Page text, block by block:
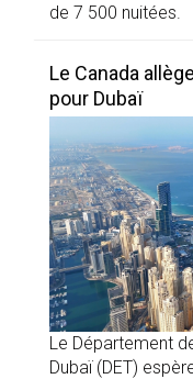
de 7 500 nuitées.
Le Canada
pour Dubaï
Le Département
Dubaï (DET)